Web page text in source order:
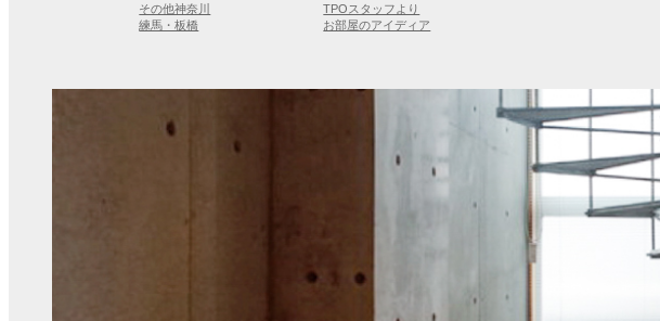
その他神奈川
練馬・板橋
TPOスタッフより
お部屋のアイディア